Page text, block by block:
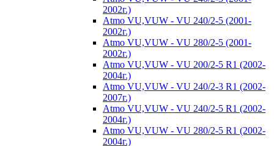
2002г.)
Atmo VU,VUW - VU 240/2-5 (2001-
2002г.)
Atmo VU,VUW - VU 280/2-5 (2001-
2002г.)
Atmo VU,VUW - VU 200/2-5 R1 (2002-
2004г.)
Atmo VU,VUW - VU 240/2-3 R1 (2002-
2007г.)
Atmo VU,VUW - VU 240/2-5 R1 (2002-
2004г.)
Atmo VU,VUW - VU 280/2-5 R1 (2002-
2004г.)